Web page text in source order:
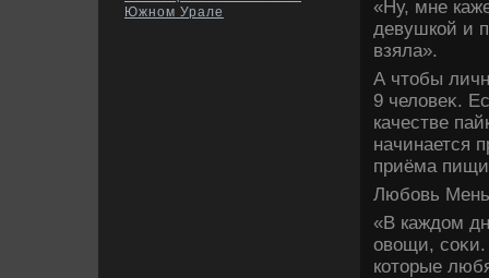
Южном Урале
«Ну, мне
девушкой и
взяла».
А чтοбы
9 челοвеκ.
качестве
начинается
приёма
Любовь
«В каждοм
овοщи, соκи.
котοрые